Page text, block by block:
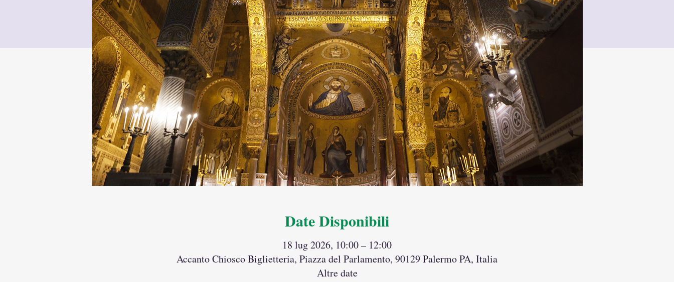
Date Disponibili
18 lug 2026, 10:00 – 12:00
Accanto Chiosco Biglietteria, Piazza del Parlamento, 90129 Palermo PA, Italia
Altre date